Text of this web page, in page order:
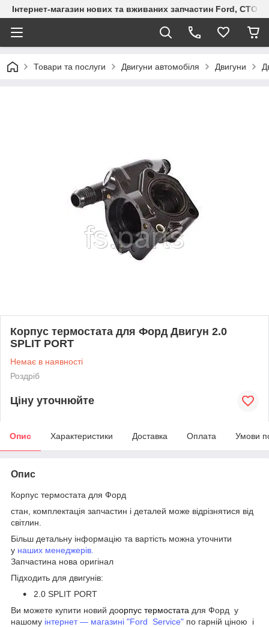
Інтернет-магазин нових та вживаних запчастин Ford, СТО
Товари та послуги Двигуни автомобіля Двигуни
Корпус термостата для Форд Двигун 2.0
SPLIT PORT
Немає в наявності
Роздріб
Ціну уточнюйте
Опис Характеристики Доставка Оплата Умови
Опис
Корпус термостата для Форд
стан, комплектація запчастин і деталей може відрізнятися від
світлин.
Більш детальну інформацію та вартість можна уточнити
у наших менеджерів.
Запчастина нова оригінал
Підходить для двигунів:
2.0 SPLIT PORT
Ви можете купити новий доорпус термостата для Форд у
нашому інтернет — магазині "Ford Service" по гарній ціною і